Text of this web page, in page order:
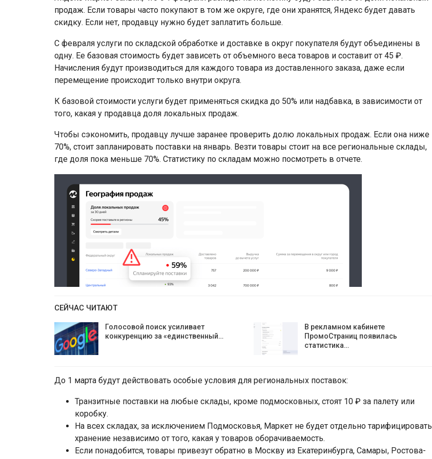
продаж. Если товары часто покупают в том же округе, где они хранятся, Яндекс будет давать
скидку. Если нет, продавцу нужно будет заплатить больше.
С февраля услуги по складской обработке и доставке в округ покупателя будут объединены в
одну. Ее базовая стоимость будет зависеть от объемного веса товаров и составит от 45 ₽.
Начисления будут производиться для каждого товара из доставленного заказа, даже если
перемещение происходит только внутри округа.
К базовой стоимости услуги будет применяться скидка до 50% или надбавка, в зависимости от
того, какая у продавца доля локальных продаж.
Чтобы сэкономить, продавцу лучше заранее проверить долю локальных продаж. Если она ниже
70%, стоит запланировать поставки на январь. Везти товары стоит на все региональные склады,
где доля пока меньше 70%. Статистику по складам можно посмотреть в отчете.
СЕЙЧАС ЧИТАЮТ
Голосовой поиск усиливает
конкуренцию за «единственный…
В рекламном кабинете
ПромоСтраниц появилась
статистика…
До 1 марта будут действовать особые условия для региональных поставок:
Транзитные поставки на любые склады, кроме подмосковных, стоят 10 ₽ за палету или
коробку.
На всех складах, за исключением Подмосковья, Маркет не будет отдельно тарифицировать
хранение независимо от того, какая у товаров оборачиваемость.
Если понадобится, товары привезут обратно в Москву из Екатеринбурга, Самары, Ростова-